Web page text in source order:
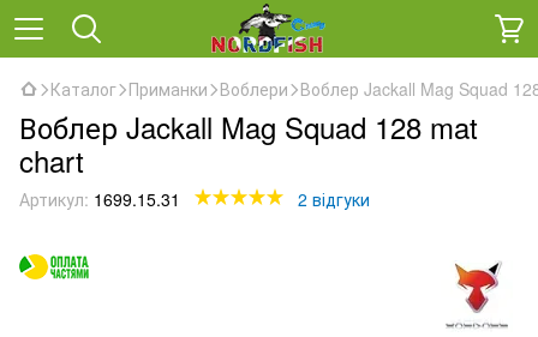
Каталог Приманки Воблери Воблер Jackall Mag Squad
Воблер Jackall Mag Squad 128 mat
chart
Артикул: 1699.15.31 2 відгуки